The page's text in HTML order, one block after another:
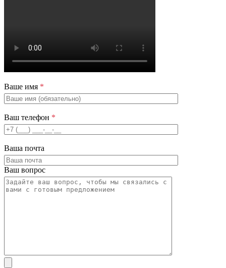
Ваше имя *
Ваш телефон *
Ваша почта
Ваш вопрос